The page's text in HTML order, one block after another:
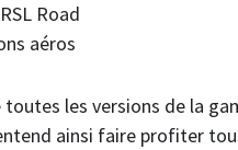
Road
aéros
les versions de la
ainsi faire profiter